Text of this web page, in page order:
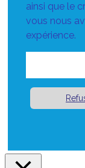
ainsi que le
vous nous
expérience.